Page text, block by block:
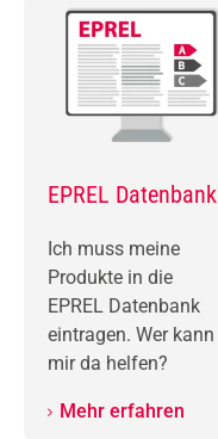
EPREL Datenbank
Ich muss meine
Produkte in die
EPREL Datenbank
eintragen. Wer kann
mir da helfen?
Mehr erfahren